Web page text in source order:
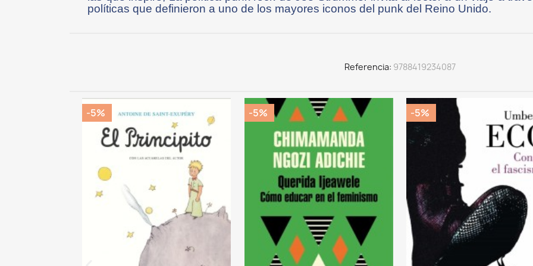
políticas que definieron a uno de los mayores iconos del punk del Reino Unido.
Referencia 9788419234087
-5% -5% -5%